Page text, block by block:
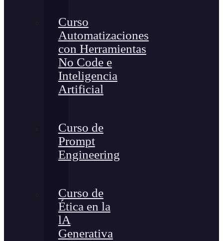
Curso
Automatizaciones
con Herramientas
No Code e
Inteligencia
Artificial
Curso de
Prompt
Engineering
Curso de
Ética en la
lA
Generativa